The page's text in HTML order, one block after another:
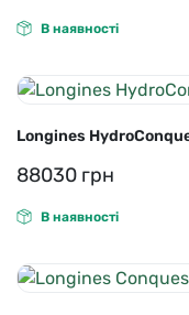
В наявності
Longines
88030 грн
В наявності